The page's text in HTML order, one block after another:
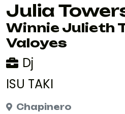
Julia
Winnie Julieth
Valoyes
Dj
ISU TAKI
Chapinero